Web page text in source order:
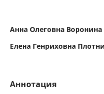
Анна Олеговна Воронина
Елена Генриховна
Аннотация